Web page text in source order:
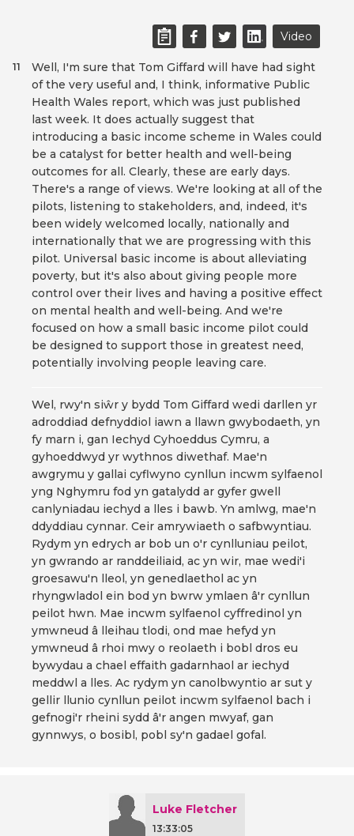
Video
Well, I'm sure that Tom Giffard will have had sight
of the very useful and, I think, informative Public
Health Wales report, which was just published
last week. It does actually suggest that
introducing a basic income scheme in Wales could
be a catalyst for better health and well-being
outcomes for all. Clearly, these are early days.
There's a range of views. We're looking at all of the
pilots, listening to stakeholders, and, indeed, it's
been widely welcomed locally, nationally and
internationally that we are progressing with this
pilot. Universal basic income is about alleviating
poverty, but it's also about giving people more
control over their lives and having a positive effect
on mental health and well-being. And we're
focused on how a small basic income pilot could
be designed to support those in greatest need,
potentially involving people leaving care.
11
Wel, rwy'n siŵr y bydd Tom Giffard wedi darllen yr
adroddiad defnyddiol iawn a llawn gwybodaeth, yn
fy marn i, gan Iechyd Cyhoeddus Cymru, a
gyhoeddwyd yr wythnos diwethaf. Mae'n
awgrymu y gallai cyflwyno cynllun incwm sylfaenol
yng Nghymru fod yn gatalydd ar gyfer gwell
canlyniadau iechyd a lles i bawb. Yn amlwg, mae'n
ddyddiau cynnar. Ceir amrywiaeth o safbwyntiau.
Rydym yn edrych ar bob un o'r cynlluniau peilot,
yn gwrando ar randdeiliaid, ac yn wir, mae wedi'i
groesawu'n lleol, yn genedlaethol ac yn
rhyngwladol ein bod yn bwrw ymlaen â'r cynllun
peilot hwn. Mae incwm sylfaenol cyffredinol yn
ymwneud â lleihau tlodi, ond mae hefyd yn
ymwneud â rhoi mwy o reolaeth i bobl dros eu
bywydau a chael effaith gadarnhaol ar iechyd
meddwl a lles. Ac rydym yn canolbwyntio ar sut y
gellir llunio cynllun peilot incwm sylfaenol bach i
gefnogi'r rheini sydd â'r angen mwyaf, gan
gynnwys, o bosibl, pobl sy'n gadael gofal.
Luke Fletcher
13:33:05